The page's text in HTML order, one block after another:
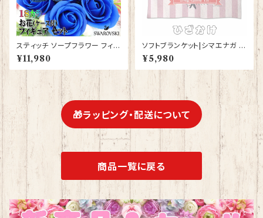
スティッチ ソープフラワー フィギ
ュア セット 花束 誕生日プレゼン
ト お祝い プレゼント フラワーギ
フト フラワーアレンジメント 【br
ack-s】
¥11,980
ソフトブランケット|シマエナガ ひ
ざ掛け グッズ かわいい ひざか
け 毛布【型番SB-148】 KYAPI
Art きゃぴあーと しまえなが プ
レゼント ギフト
¥5,980
🎁ラッピング・配送について
商品一覧に戻る